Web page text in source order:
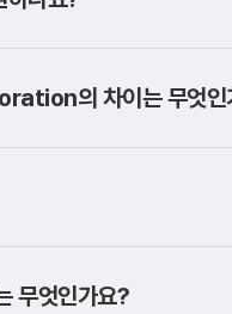
의 차이는 무엇인
무엇인가요?